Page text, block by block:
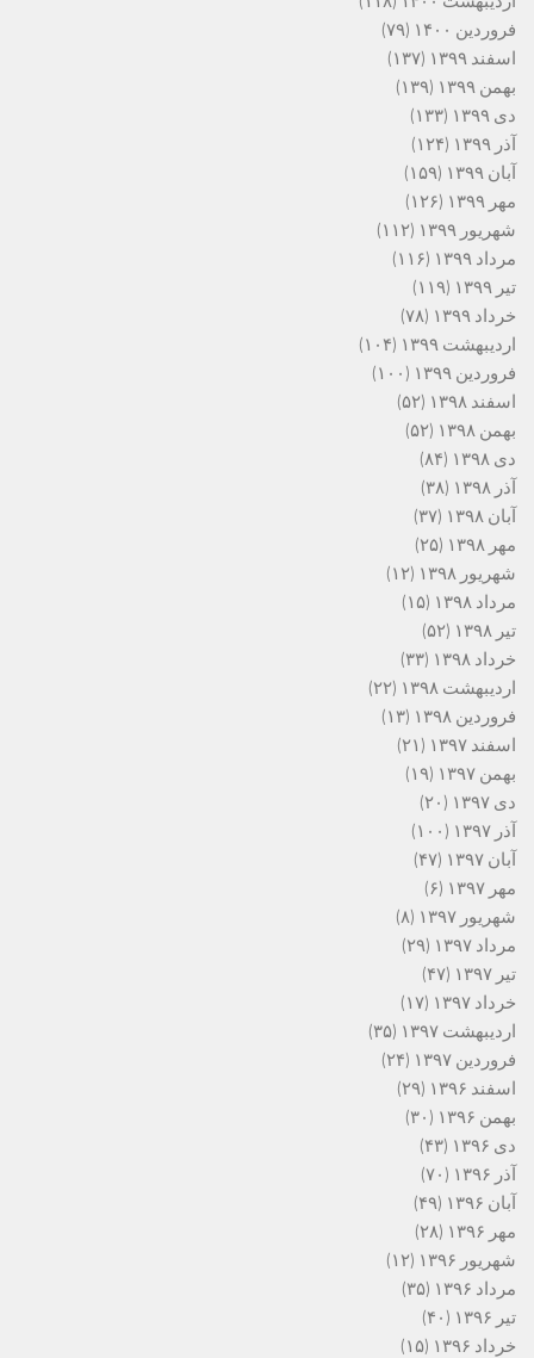
فروردین ۱۴۰۰
(۷۹)
اسفند ۱۳۹۹
(۱۳۷)
بهمن ۱۳۹۹
(۱۳۹)
دی ۱۳۹۹
(۱۳۳)
آذر ۱۳۹۹
(۱۲۴)
آبان ۱۳۹۹
(۱۵۹)
مهر ۱۳۹۹
(۱۲۶)
شهریور ۱۳۹۹
(۱۱۲)
مرداد ۱۳۹۹
(۱۱۶)
تیر ۱۳۹۹
(۱۱۹)
خرداد ۱۳۹۹
(۷۸)
اردیبهشت ۱۳۹۹
(۱۰۴)
فروردین ۱۳۹۹
(۱۰۰)
اسفند ۱۳۹۸
(۵۲)
بهمن ۱۳۹۸
(۵۲)
دی ۱۳۹۸
(۸۴)
آذر ۱۳۹۸
(۳۸)
آبان ۱۳۹۸
(۳۷)
مهر ۱۳۹۸
(۲۵)
شهریور ۱۳۹۸
(۱۲)
مرداد ۱۳۹۸
(۱۵)
تیر ۱۳۹۸
(۵۲)
خرداد ۱۳۹۸
(۳۳)
اردیبهشت ۱۳۹۸
(۲۲)
فروردین ۱۳۹۸
(۱۳)
اسفند ۱۳۹۷
(۲۱)
بهمن ۱۳۹۷
(۱۹)
دی ۱۳۹۷
(۲۰)
آذر ۱۳۹۷
(۱۰۰)
آبان ۱۳۹۷
(۴۷)
مهر ۱۳۹۷
(۶)
شهریور ۱۳۹۷
(۸)
مرداد ۱۳۹۷
(۲۹)
تیر ۱۳۹۷
(۴۷)
خرداد ۱۳۹۷
(۱۷)
اردیبهشت ۱۳۹۷
(۳۵)
فروردین ۱۳۹۷
(۲۴)
اسفند ۱۳۹۶
(۲۹)
بهمن ۱۳۹۶
(۳۰)
دی ۱۳۹۶
(۴۳)
آذر ۱۳۹۶
(۷۰)
آبان ۱۳۹۶
(۴۹)
مهر ۱۳۹۶
(۲۸)
شهریور ۱۳۹۶
(۱۲)
مرداد ۱۳۹۶
(۳۵)
تیر ۱۳۹۶
(۴۰)
خرداد ۱۳۹۶
(۱۵)